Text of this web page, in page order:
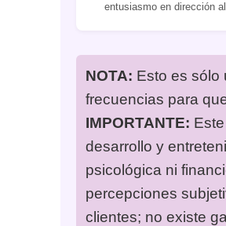
entusiasmo en dirección
NOTA: Esto es sólo
frecuencias para
IMPORTANTE:
desarrollo y
psicológica ni
percepciones
clientes; no existe